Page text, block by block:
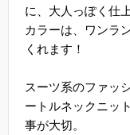
に、大人っぽく仕
カラーは、ワンラ
くれます！
スーツ系のファッ
ートルネックニッ
事が大切。